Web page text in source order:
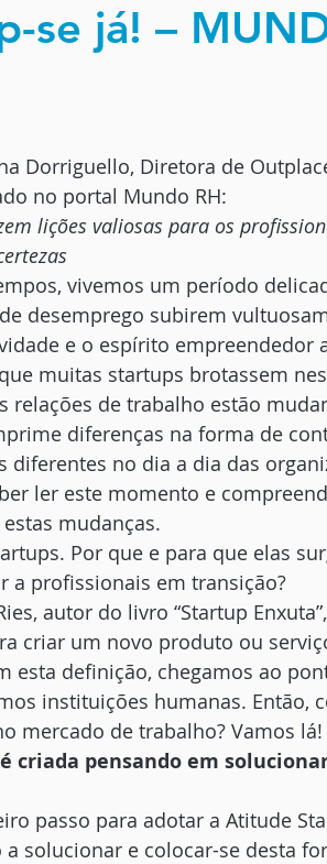
se já! –
Dorriguello, Diretora de
no portal Mundo RH:
lições valiosas para os
vivemos um período
desemprego subirem
e o espírito empreendedor
muitas startups brotassem
relações de trabalho estão
diferenças na forma de
diferentes no dia a dia das
ler este momento e
mudanças.
Por que e para que elas
a profissionais em transição?
autor do livro “Startup
criar um novo produto ou
esta definição, chegamos ao
instituições humanas. Então,
mercado de trabalho? Vamos lá!
criada pensando em
passo para adotar a Atitude
a solucionar e colocar-se desta